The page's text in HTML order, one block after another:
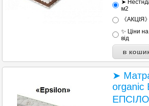
➤
м2
《АКЦІЯ
✨ Ціни
від
➤
organic